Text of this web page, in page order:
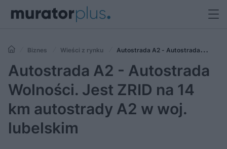
Biznes Wieści z rynku
Autostrada A2 - Autostrada
Wolności. Jest ZRID na 14 km autostrady A2 w woj. lubelskim
Autostrada A2 - Autostrada
Wolności. Jest ZRID na 14
km autostrady A2 w woj.
lubelskim